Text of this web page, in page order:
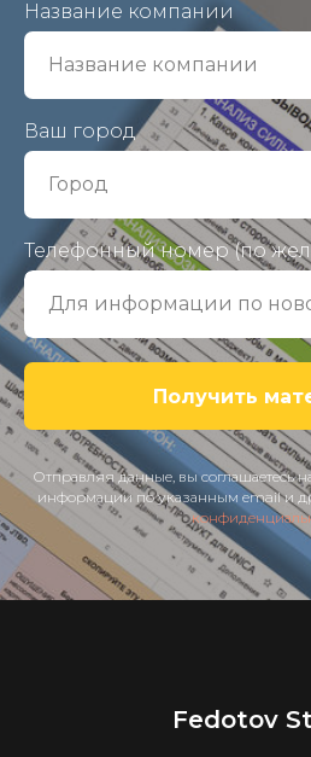
Название компании
Название компании
Ваш город
Город
Телефонный номер (по
Получить
Отправляя данные, вы соглашаетесь
информации по указанным email и
Fedotov